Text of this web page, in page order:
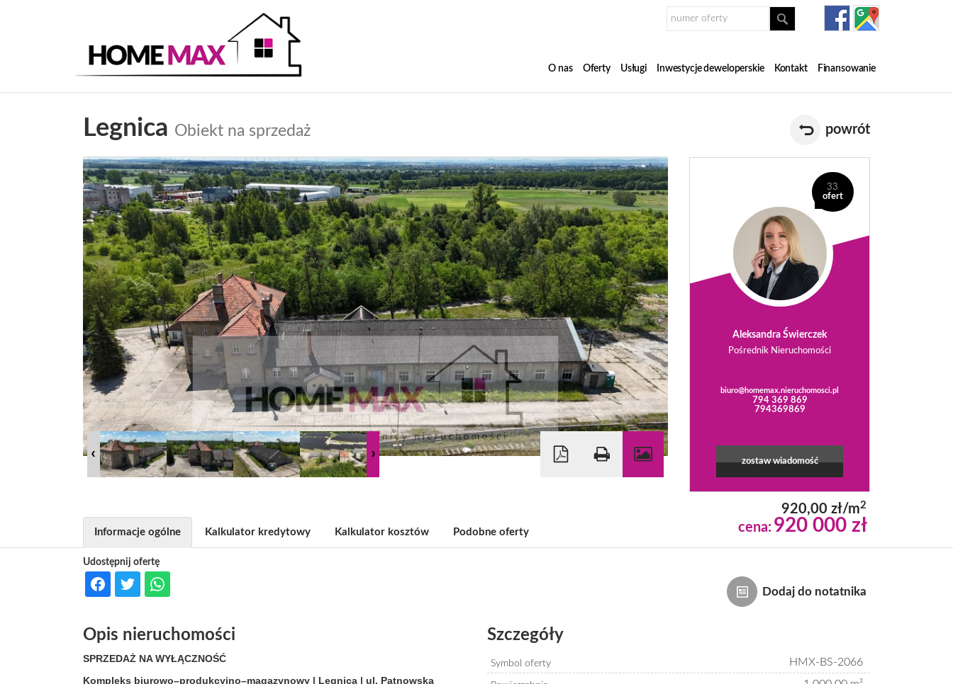
O nas Oferty Usługi Inwestycje deweloperskie Kontakt Finansowanie
Legnica Obiekt na sprzedaż powrót
33
ofert
Aleksandra Świerczek
Pośrednik Nieruchomości
biuro@homemax.nieruchomosci.pl
794 369 869
794369869
zostaw wiadomość
920,00 zł/m2
cena: 920 000 zł
Dodaj do notatnika
Udostępnij ofertę
Informacje ogólne Kalkulator kredytowy Kalkulator kosztów Podobne oferty
Opis nieruchomości
SPRZEDAŻ NA WYŁĄCZNOŚĆ
Kompleks biurowo–produkcyjno–magazynowy | Legnica | ul. Pątnowska
Szczegóły
Symbol oferty HMX-BS-2066